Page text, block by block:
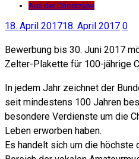
Aus der Chorszene
18. April 201718. April 2017 0
Bewerbung bis 30. Juni 2017
Zelter-Plakette für 100-jährige
In jedem Jahr zeichnet der
seit mindestens 100 Jahren
besondere Verdienste um die
Leben erworben haben.
Es handelt sich um die höchste